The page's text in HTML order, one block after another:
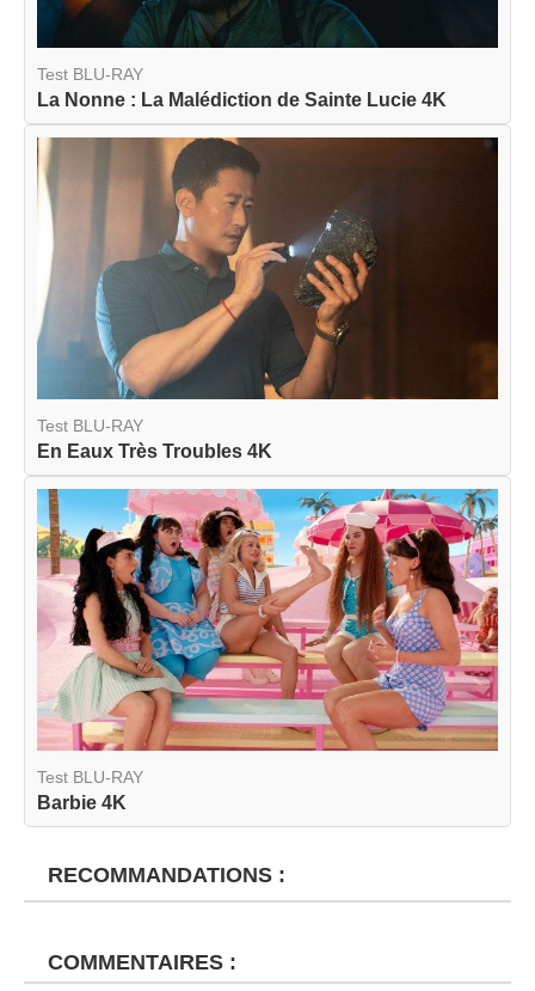
Test BLU-RAY
La Nonne : La Malédiction de Sainte Lucie 4K
Test BLU-RAY
En Eaux Très Troubles 4K
Test BLU-RAY
Barbie 4K
RECOMMANDATIONS :
COMMENTAIRES :